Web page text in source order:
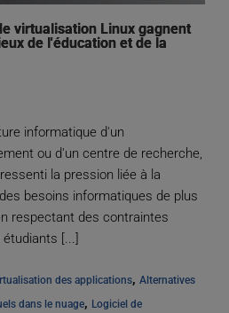
virtualisation Linux gagnent
de l'éducation et de la
informatique d'un
ou d'un centre de recherche,
la pression liée à la
besoins informatiques de plus
respectant des contraintes
[...]
des applications, Alternatives
dans le nuage, Logiciel de